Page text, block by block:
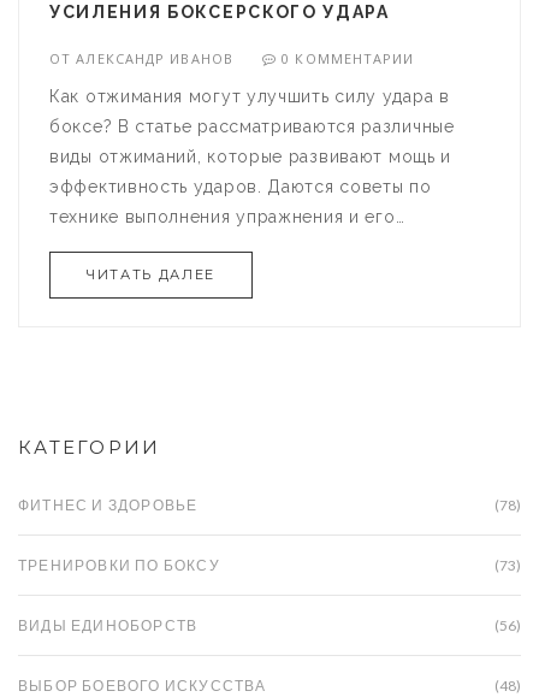
УСИЛЕНИЯ БОКСЕРСКОГО УДАРА
ОТАЛЕКСАНДР ИВАНОВ 0 КОММЕНТАРИИ
Как отжимания могут улучшить силу удара в
боксе? В статье рассматриваются различные
виды отжиманий, которые развивают мощь и
эффективность ударов. Даются советы по
технике выполнения упражнения и его
интеграции в тренировочный процесс. Читатели
узнают, какой тип отжиманий подойдёт именно
ЧИТАТЬ ДАЛЕЕ
КАТЕГОРИИ
ФИТНЕС И ЗДОРОВЬЕ (78)
ТРЕНИРОВКИ ПО БОКСУ (73)
ВИДЫ ЕДИНОБОРСТВ (56)
ВЫБОР БОЕВОГО ИСКУССТВА (48)